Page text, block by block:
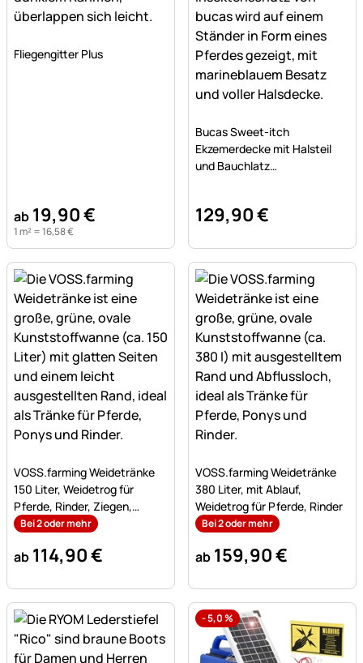
Noch keine Bewertungen abgegeben
Fliegengitter Plus
ab 19,90€
1 m² =16,58€
Bucas Sweet-itch
Ekzemerdecke mit Halsteil
und Bauchlatz
129,90€
VOSS.farming Weidetränke
150 Liter, Weidetrog für
Pferde, Rinder, Ziegen,
Schafe
Bei 2 oder mehr
ab 114,90€
VOSS.farming Weidetränke
380 Liter, mit Ablauf,
Weidetrog für Pferde, Rinder
Bei 2 oder mehr
ab 159,90€
-5,0%